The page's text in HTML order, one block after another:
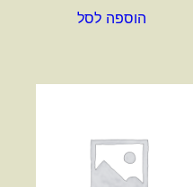
הוספה לסל